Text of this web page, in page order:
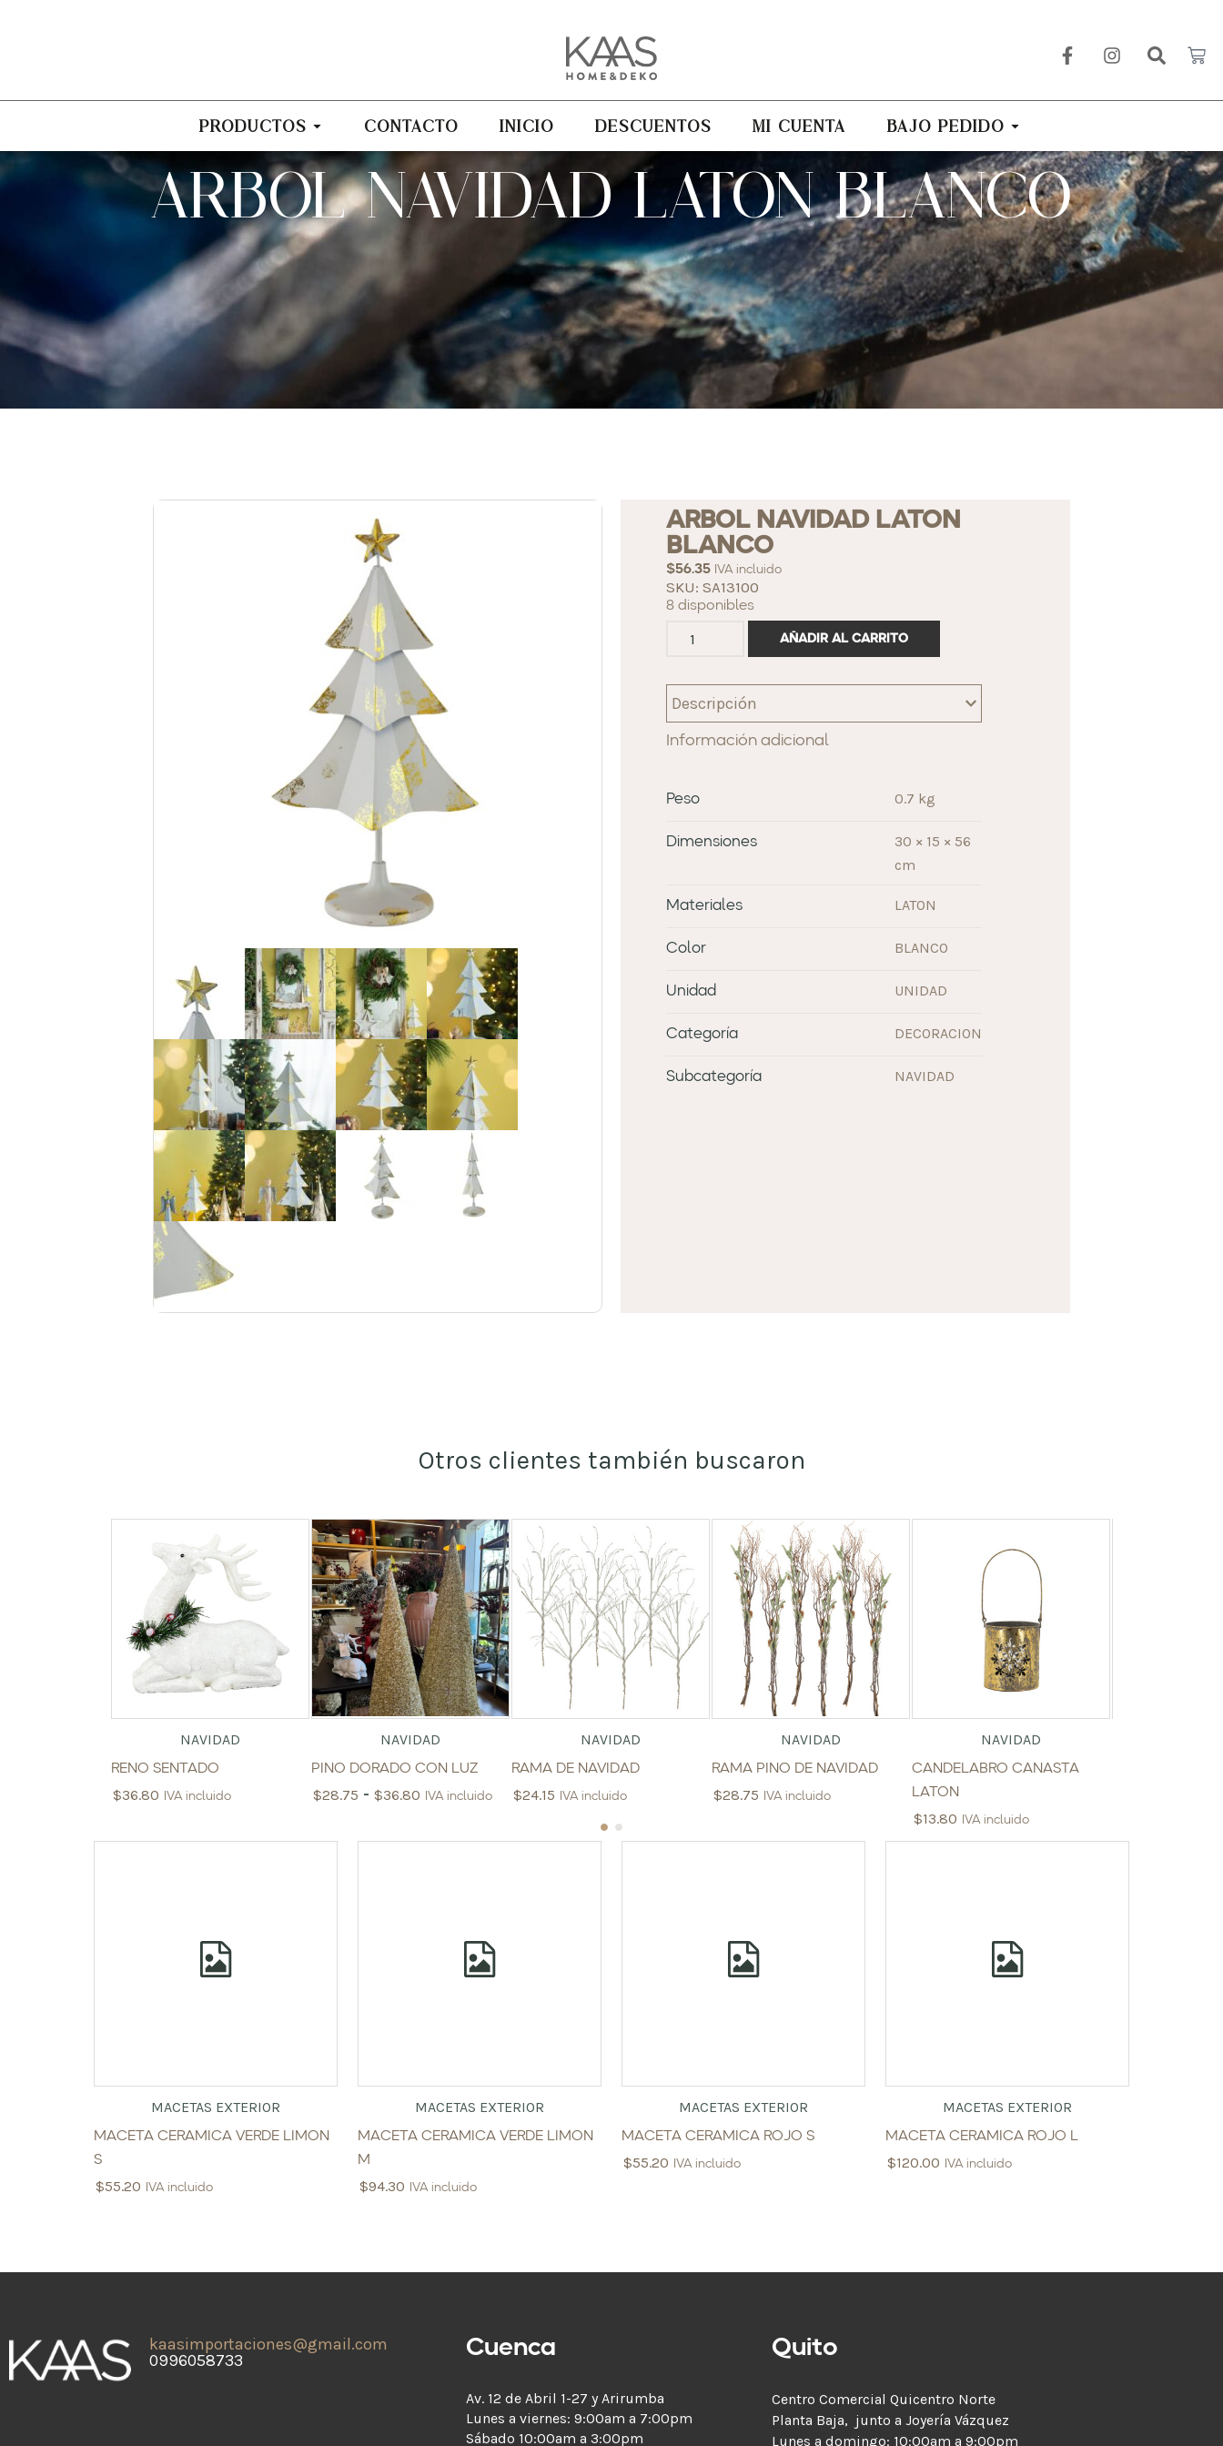
PRODUCTOS CONTACTO INICIO DESCUENTOS MI CUENTA BAJO PEDIDO
ARBOL NAVIDAD LATON BLANCO
ARBOL NAVIDAD LATON
BLANCO
$56.35 IVA incluido
SKU: SA13100
8 disponibles
AÑADIR AL CARRITO
Descripción
Información adicional
Peso 0.7 kg
Dimensiones
30 × 15 × 56
cm
Materiales LATON
Color BLANCO
Unidad UNIDAD
Categoría DECORACION
Subcategoría NAVIDAD
Otros clientes también buscaron
NAVIDAD
RENO SENTADO
$36.80 IVA incluido
NAVIDAD
PINO DORADO CON LUZ
$28.75 - $36.80 IVA incluido
NAVIDAD
RAMA DE NAVIDAD
$24.15 IVA incluido
NAVIDAD
RAMA PINO DE NAVIDAD
$28.75 IVA incluido
NAVIDAD
CANDELABRO CANASTA
LATON
$13.80 IVA incluido
MACETAS EXTERIOR
MACETA CERAMICA VERDE LIMON
S
$55.20 IVA incluido
MACETAS EXTERIOR
MACETA CERAMICA VERDE LIMON
M
$94.30 IVA incluido
MACETAS EXTERIOR
MACETA CERAMICA ROJO S
$55.20 IVA incluido
MACETAS EXTERIOR
MACETA CERAMICA ROJO L
$120.00 IVA incluido
kaasimportaciones@gmail.com
0996058733
Cuenca
Av. 12 de Abril 1-27 y Arirumba
Lunes a viernes: 9:00am a 7:00pm
Sábado 10:00am a 3:00pm
Quito
Centro Comercial Quicentro Norte
Planta Baja, junto a Joyería Vázquez
Lunes a domingo: 10:00am a 9:00pm